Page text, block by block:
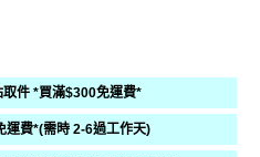
件 *買滿$300免運費*
運費*(需時 2-6過工作天)